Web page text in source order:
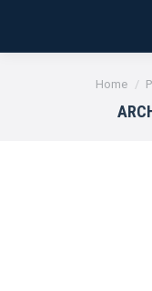
Je bent
Home